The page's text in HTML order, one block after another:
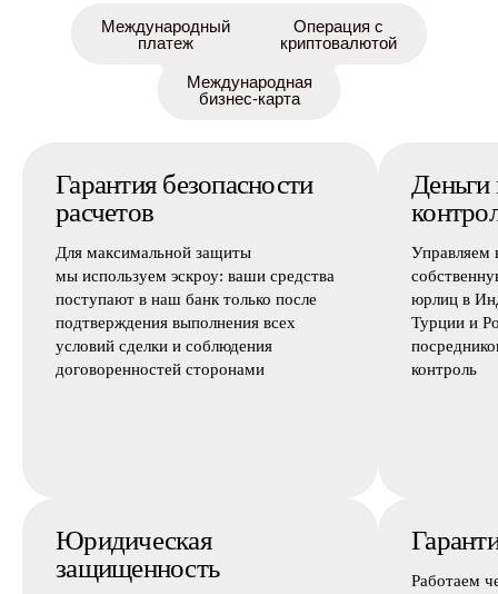
Международный
платеж
Операция с
криптовалютой
Международная
бизнес-карта
Гарантия безопасности
расчетов
Для максимальной защиты
мы используем эскроу: ваши средства
поступают в наш банк только после
подтверждения выполнения всех
условий сделки и соблюдения
договоренностей сторонами
Управляем
юрлиц в
Турции и
контроль
Юридическая
защищенность
Работаем